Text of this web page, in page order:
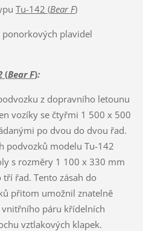
Tu-142 (Bear F)
plavidel
(Bear F):
z dopravního letounu
vozíky se čtyřmi 1 500 x 500
po dvou do dvou řad.
podvozků modelu Tu-142
s rozměry 1 100 x 330 mm
řad. Tento zásah do
přitom umožnil znatelně
vnitřního páru křídelních
vztlakových klapek.